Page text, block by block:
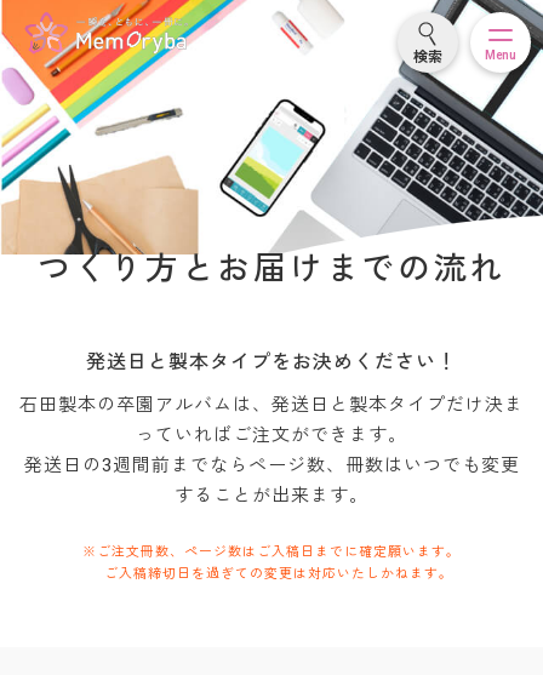
検索 Menu
つくり方と お届けまでの流れ
発送日と製本タイプをお決めください！
石田製本の卒園アルバムは、発送日と製本タイプだけ決ま
っていればご注文ができます。
発送日の3週間前までならページ数、冊数はいつでも変更
することが出来ます。
※ご注文冊数、ページ数はご入稿日までに確定願います。
ご入稿締切日を過ぎての変更は対応いたしかねます。